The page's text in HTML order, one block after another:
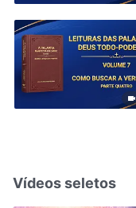
Vídeos seletos